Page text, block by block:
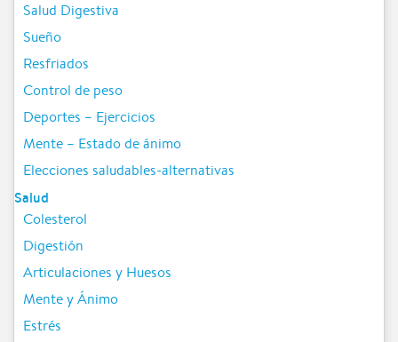
Salud Digestiva
Sueño
Resfriados
Control de peso
Deportes – Ejercicios
Mente – Estado de ánimo
Elecciones saludables-alternativas
Salud
Colesterol
Digestión
Articulaciones y Huesos
Mente y Ánimo
Estrés